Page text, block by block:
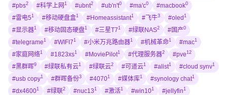
#pbs2 #科学上网 1 #ubnt2 #ub'n't0 #ma'c0 #macbook0
#雷电5 1 #移动硬盘盒1 #Homeassistant1 #飞牛3 #oled 1
#显示器1 #移动固态硬盘1 #三星T7 1 #绿联NAS2 #国产0
#telegrame 1 #WIFI7 1 #小米万兆路由器1 #机械革命1 #mac1
#家庭网络1 #1823xs1 #MoviePilot1 #代理服务器2 #pve 12
#黑群晖9 #绿联私有云1 #绿联云2 #可道云1 #alist1 #cloud synv1
#usb copy1 #群晖备份3 #40701 #媒体库1 #synology chat1
#dx46001 #绿联2 #nuc13 1 #激活1 #win101 #jellyfin 1